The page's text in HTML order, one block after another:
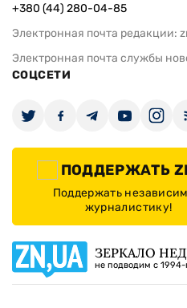
+380 (44) 280-04-85
Электронная почта редакции:
Электронная почта службы
СОЦСЕТИ
ПОДДЕРЖАТЬ
Поддержать
журналистику!
ЗЕРКАЛО
не подводим с 1994-